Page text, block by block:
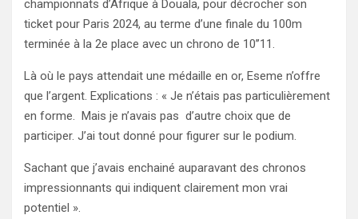
championnats d’Afrique à Douala, pour décrocher son
ticket pour Paris 2024, au terme d’une finale du 100m
terminée à la 2e place avec un chrono de 10’’11.
Là où le pays attendait une médaille en or, Eseme n’offre
que l’argent. Explications : « Je n’étais pas particulièrement
en forme. Mais je n’avais pas d’autre choix que de
participer. J’ai tout donné pour figurer sur le podium.
Sachant que j’avais enchainé auparavant des chronos
impressionnants qui indiquent clairement mon vrai
potentiel ».